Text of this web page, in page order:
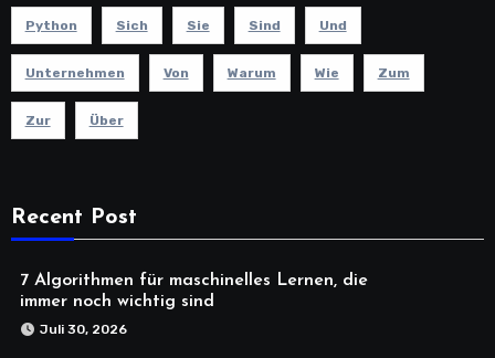
Python Sich Sie Sind Und
Unternehmen Von Warum Wie Zum
Zur Über
Recent Post
7 Algorithmen für maschinelles Lernen, die
immer noch wichtig sind
Juli 30, 2026